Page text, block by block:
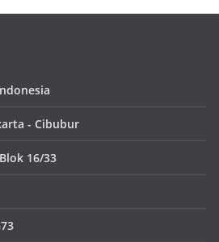
- Cibubur
16/33